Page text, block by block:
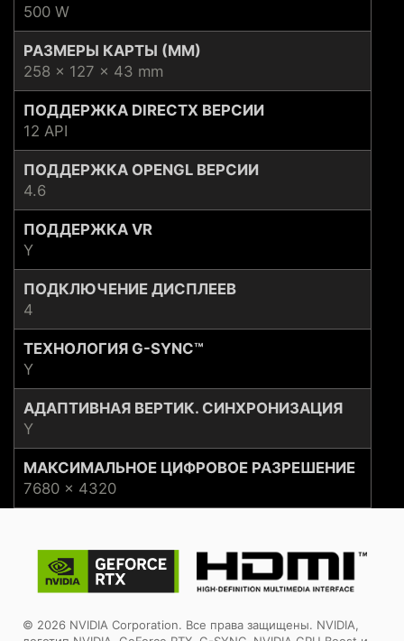
500 W
РАЗМЕРЫ КАРТЫ (ММ)
258 x 127 x 43 mm
ПОДДЕРЖКА DIRECTX ВЕРСИИ
12 API
ПОДДЕРЖКА OPENGL ВЕРСИИ
4.6
ПОДДЕРЖКА VR
Y
ПОДКЛЮЧЕНИЕ ДИСПЛЕЕВ
4
ТЕХНОЛОГИЯ G-SYNC™
Y
АДАПТИВНАЯ ВЕРТИК. СИНХРОНИЗАЦИЯ
Y
МАКСИМАЛЬНОЕ ЦИФРОВОЕ РАЗРЕШЕНИЕ
7680 x 4320
© 2026 NVIDIA Corporation. Все права защищены. NVIDIA,